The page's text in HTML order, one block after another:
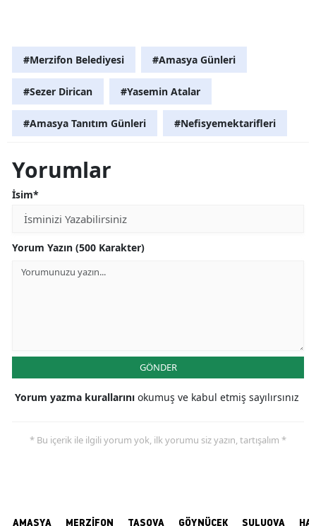
#Merzifon Belediyesi #Amasya Günleri
#Sezer Dirican #Yasemin Atalar
#Amasya Tanıtım Günleri #Nefisyemektarifleri
Yorumlar
İsim*
Yorum Yazın (500 Karakter)
GÖNDER
Yorum yazma kurallarını okumuş ve kabul etmiş sayılırsınız
* Bu içerik ile ilgili yorum yok, ilk yorumu siz yazın, tartışalım *
AMASYA MERZİFON TAŞOVA GÖYNÜCEK SULUOVA